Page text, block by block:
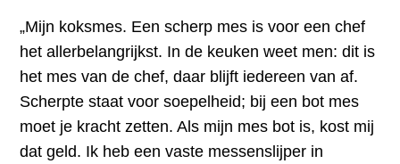
„Mijn koksmes. Een scherp mes is voor een chef
het allerbelangrijkst. In de keuken weet men: dit is
het mes van de chef, daar blijft iedereen van af.
Scherpte staat voor soepelheid; bij een bot mes
moet je kracht zetten. Als mijn mes bot is, kost mij
dat geld. Ik heb een vaste messenslijper in